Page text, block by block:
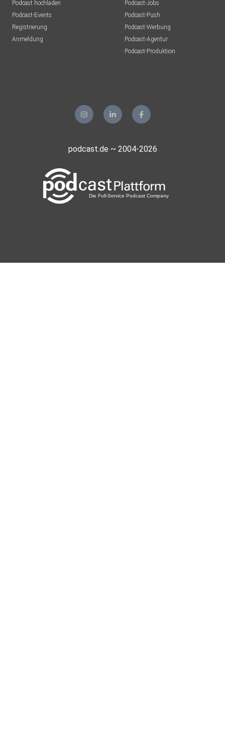
Podcast hochladen
Podcast-Events
Registrierung
Anmeldung
Podcast-Jobs
Podcast-Push
Podcast-Werbung
Podcast-Agentur
Podcast-Produktion
podcast.de ~ 2004-2026